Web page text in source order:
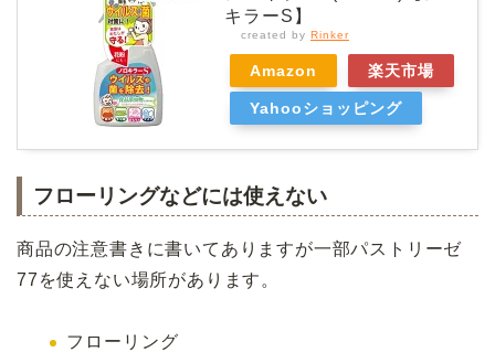
キラーS】
created by Rinker
Amazon 楽天市場
Yahooショッピング
フローリングなどには使えない
商品の注意書きに書いてありますが一部パストリーゼ
77を使えない場所があります。
フローリング